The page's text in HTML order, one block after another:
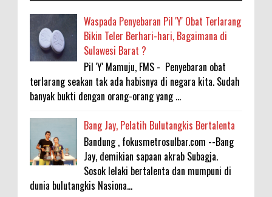
Waspada Penyebaran Pil 'Y' Obat Terlarang
Bikin Teler Berhari-hari, Bagaimana di
Sulawesi Barat ?
Pil 'Y' Mamuju, FMS - Penyebaran obat
terlarang seakan tak ada habisnya di negara kita. Sudah
banyak bukti dengan orang-orang yang ...
Bang Jay, Pelatih Bulutangkis Bertalenta
Bandung , fokusmetrosulbar.com --Bang
Jay, demikian sapaan akrab Subagja.
Sosok lelaki bertalenta dan mumpuni di
dunia bulutangkis Nasiona...